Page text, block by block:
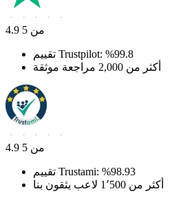
4.9 من 5
تقييم Trustpilot: ‎%99.8
أكثر من 2,000 مراجعة موثقة
4.9 من 5
تقييم Trustami: ‎%98.93
أكثر من 1٬500 لاعب يثقون بنا